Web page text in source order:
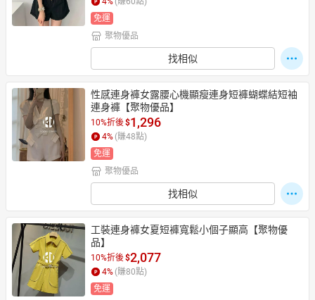
免運
聚物優品
找相似
性感連身褲女露腰心機顯瘦連身短褲蝴蝶結短袖
連身褲【聚物優品】
10%折後$1,296
4% (賺48點)
免運
聚物優品
找相似
工裝連身褲女夏短褲寬鬆小個子顯高【聚物優
品】
10%折後$2,077
4% (賺80點)
免運